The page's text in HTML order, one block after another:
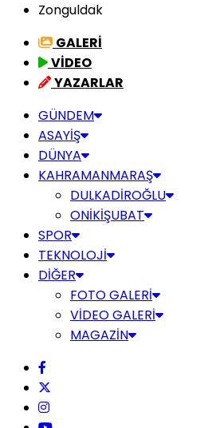
Zonguldak
GALERİ
VİDEO
YAZARLAR
GÜNDEM
ASAYİŞ
DÜNYA
KAHRAMANMARAŞ
DULKADİROĞLU
ONİKİŞUBAT
SPOR
TEKNOLOJİ
DİĞER
FOTO GALERİ
VİDEO GALERİ
MAGAZİN